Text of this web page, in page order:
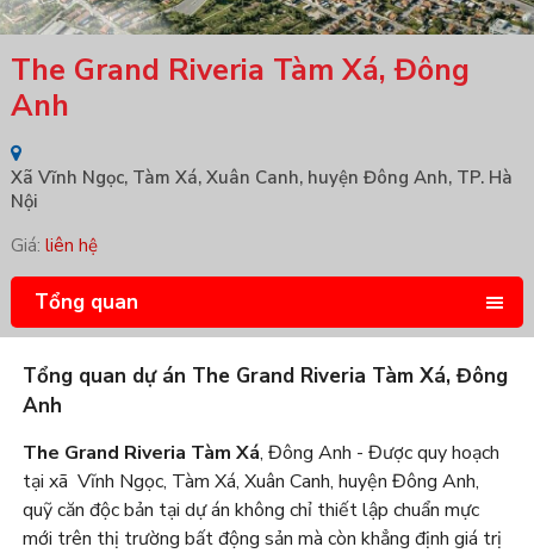
The Grand Riveria Tàm Xá, Đông
Anh
Xã Vĩnh Ngọc, Tàm Xá, Xuân Canh, huyện Đông Anh, TP. Hà
Nội
Giá: liên hệ
Tổng quan
Tổng quan dự án The Grand Riveria Tàm Xá, Đông
Anh
The Grand Riveria Tàm Xá, Đông Anh - Được quy hoạch
tại xã Vĩnh Ngọc, Tàm Xá, Xuân Canh, huyện Đông Anh,
quỹ căn độc bản tại dự án không chỉ thiết lập chuẩn mực
mới trên thị trường bất động sản mà còn khẳng định giá trị